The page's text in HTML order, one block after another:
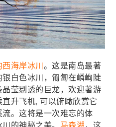
海岸冰川。这是南岛最著
白色冰川，匍匐在嶙峋陡
莹剔透的巨龙，欢迎著游
升飞机, 可以俯瞰欣赏它
。这将是一次难忘的体
的神秘之美。 马森湖，这